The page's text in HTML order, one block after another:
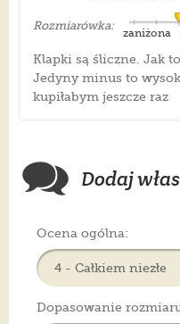
Rozmiarówka:
zaniżona
Klapki są śliczne. Jak
Jedyny minus to
kupiłabym jeszcze raz
Dodaj
Ocena ogólna:
Dopasowanie